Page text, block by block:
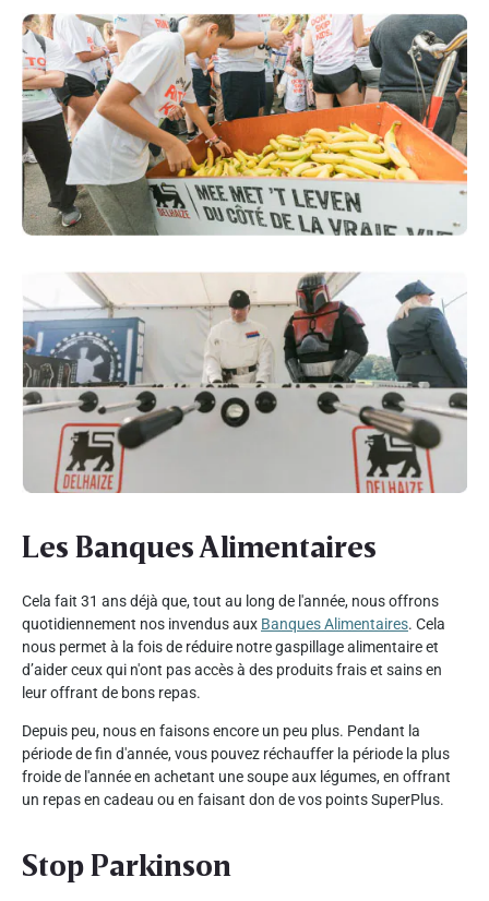
Les Banques Alimentaires
Cela fait 31 ans déjà que, tout au long de l'année, nous offrons
quotidiennement nos invendus aux Banques Alimentaires. Cela
nous permet à la fois de réduire notre gaspillage alimentaire et
d’aider ceux qui n'ont pas accès à des produits frais et sains en
leur offrant de bons repas.
Depuis peu, nous en faisons encore un peu plus. Pendant la
période de fin d'année, vous pouvez réchauffer la période la plus
froide de l'année en achetant une soupe aux légumes, en offrant
un repas en cadeau ou en faisant don de vos points SuperPlus.
Stop Parkinson